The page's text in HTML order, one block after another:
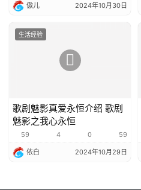
傲儿 2024年10月30日
生活经验
歌剧魅影真爱永恒介绍 歌剧
魅影之我心永恒
59 4 0 59
依白 2024年10月29日